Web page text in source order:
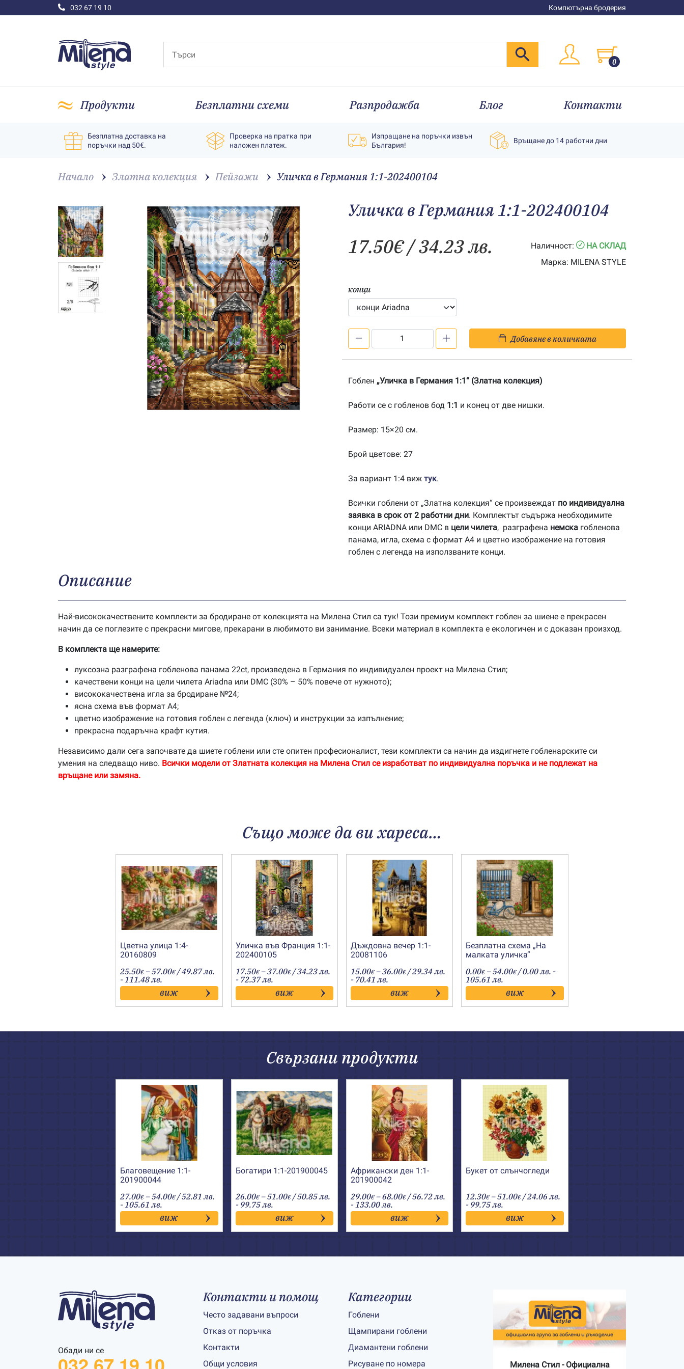
032 67 19 10 Компютърна бродерия
0
Продукти Безплатни схеми Разпродажба Блог Контакти
Безплатна доставка на
поръчки над 50€.
Проверка на пратка при
наложен платеж.
Изпращане на поръчки извън
България!
Връщане до 14 работни дни
Начало Златна колекция Пейзажи Уличка в Германия 1:1-202400104
Уличка в Германия 1:1-202400104
17.50€/ 34.23 лв. Наличност:
НА СКЛАД
Марка: MILENA STYLE
конци
в
1:1-
Добавяне в количката
Гоблен „Уличка в Германия 1:1“ (Златна колекция)
Работи се с гобленов бод 1:1 и конец от две нишки.
Размер: 15×20 см.
Брой цветове: 27
За вариант 1:4 виж тук.
Всички гоблени от „Златна колекция“ се произвеждат по индивидуална
заявка в срок от 2 работни дни. Комплектът съдържа необходимите
конци ARIADNA или DMC в цели чилета, разграфена немска гобленова
панама, игла, схема с формат А4 и цветно изображение на готовия
гоблен с легенда на използваните конци.
Описание
Най-висококачествените комплекти за бродиране от колекцията на Милена Стил са тук! Този премиум комплект гоблен за шиене е прекрасен
начин да се поглезите с прекрасни мигове, прекарани в любимото ви занимание. Всеки материал в комплекта е екологичен и с доказан произход.
В комплекта ще намерите:
луксозна разграфена гобленова панама 22ct, произведена в Германия по индивидуален проект на Милена Стил;
качествени конци на цели чилета Ariadna или DMC (30% – 50% повече от нужното);
висококачествена игла за бродиране №24;
ясна схема във формат А4;
цветно изображение на готовия гоблен с легенда (ключ) и инструкции за изпълнение;
прекрасна подаръчна крафт кутия.
Независимо дали сега започвате да шиете гоблени или сте опитен професионалист, тези комплекти са начин да издигнете гобленарските си
умения на следващо ниво. Всички модели от Златната колекция на Милена Стил се изработват по индивидуална поръчка и не подлежат на
връщане или замяна.
Също може да ви хареса…
Цветна улица 1:4-
20160809
25.50€ –57.00€Price
range:
25.50€
through
57.00€
/ 49.87 лв.
- 111.48 лв.
виж
Уличка във Франция 1:1-
202400105
17.50€ –37.00€Price
range:
17.50€
through
37.00€
/ 34.23 лв.
- 72.37 лв.
виж
Дъждовна вечер 1:1-
20081106
15.00€ –36.00€Price
range:
15.00€
through
36.00€
/ 29.34 лв.
- 70.41 лв.
виж
Безплатна схема „На
малката уличка”
0.00€ –54.00€Price
range:
0.00€
through
54.00€
/ 0.00 лв. -
105.61 лв.
виж
Свързани продукти
Благовещение 1:1-
201900044
27.00€ –54.00€Price
range:
27.00€
through
54.00€
/ 52.81 лв.
- 105.61 лв.
виж
Богатири 1:1-201900045
26.00€ –51.00€Price
range:
26.00€
through
51.00€
/ 50.85 лв.
- 99.75 лв.
виж
Африкански ден 1:1-
201900042
29.00€ –68.00€Price
range:
29.00€
through
68.00€
/ 56.72 лв.
- 133.00 лв.
виж
Букет от слънчогледи
12.30€ –51.00€Price
range:
12.30€
through
51.00€
/ 24.06 лв.
- 99.75 лв.
виж
Обади ни се
Контакти и помощ
Често задавани въпроси
Отказ от поръчка
Контакти
Общи условия
Категории
Гоблени
Щампирани гоблени
Диамантени гоблени
Рисуване по номера
Милена Стил - Официална